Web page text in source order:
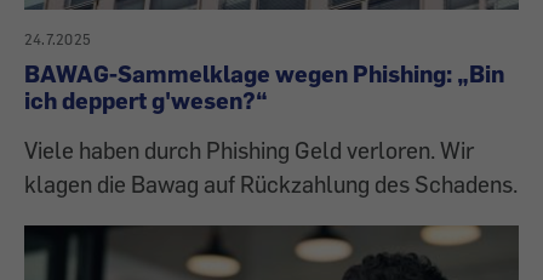
24.7.2025
BAWAG-Sammelklage wegen Phishing: „Bin
ich deppert g'wesen?“
Viele haben durch Phishing Geld verloren. Wir
klagen die Bawag auf Rückzahlung des Schadens.